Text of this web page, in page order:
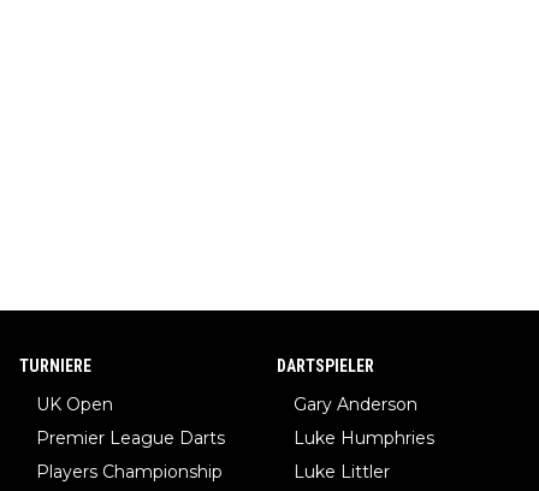
TURNIERE
UK Open
Premier League Darts
Players Championship
DARTSPIELER
Gary Anderson
Luke Humphries
Luke Littler